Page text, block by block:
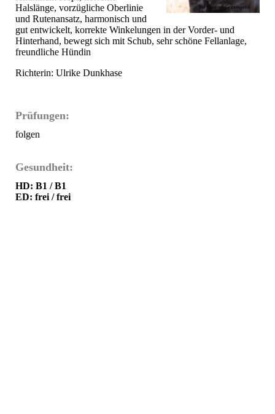
Halslänge, vorzügliche Oberlinie
und Rutenansatz, harmonisch und
gut entwickelt, korrekte Winkelungen in der Vorder- und
Hinterhand, bewegt sich mit Schub, sehr schöne Fellanlage,
freundliche Hündin
Richterin: Ulrike Dunkhase
Prüfungen:
folgen
Gesundheit:
HD: B1 / B1
ED: frei / frei